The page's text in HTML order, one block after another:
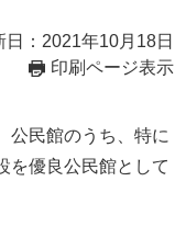
日：2021年10月18日
印刷ページ表示
公民館のうち、特に
を優良公民館として